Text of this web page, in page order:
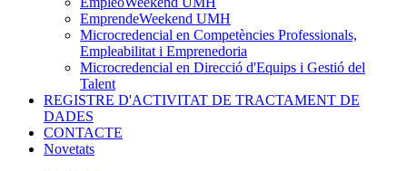
EmprendeWeekend UMH
Microcredencial en Competències Professionals,
Empleabilitat i Emprenedoria
Microcredencial en Direcció d'Equips i Gestió del
Talent
REGISTRE D'ACTIVITAT DE TRACTAMENT DE
DADES
CONTACTE
Novetats